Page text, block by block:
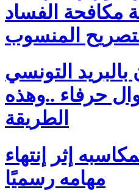
مكافحة الفساد
المنسوب
التونسي
حرفاء ..وهذه
الطريقة
إثر إنتهاء
مهامه رسميًا